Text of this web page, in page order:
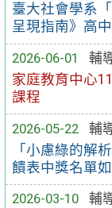
臺大社會學系
呈現指南》高
2026-06-01
輔
家庭教育中心
課程
2026-05-22
輔
「小慮綠的解
饋表中獎名單
2026-03-10
輔